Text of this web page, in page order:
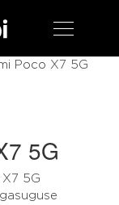
Poco X7 5G
5G
5G